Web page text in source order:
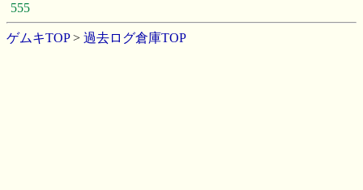
555
ゲムキTOP> 過去ログ倉庫TOP